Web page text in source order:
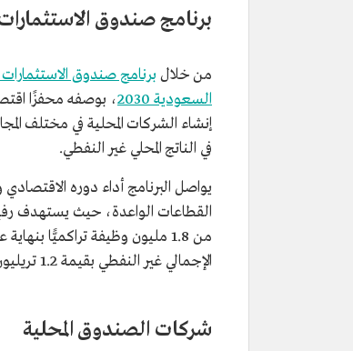
برنامج صندوق
من خلال برنامج صندوق
السعودية 2030
، بوصفه محفزًا
إنشاء الشركات المحلية في مختلف
في الناتج المحلي غير النفطي.
يواصل البرنامج أداء دوره
الإجمالي غير النفطي بقيمة 1.2 تريليون ريال تراكميًّا بنهاية عام 2025م.
شركات الصندوق المحلية